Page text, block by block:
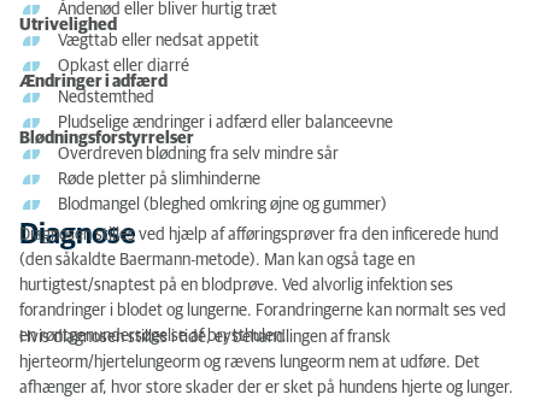
Åndenød eller bliver hurtig træt
Utrivelighed
Vægttab eller nedsat appetit
Opkast eller diarré
Ændringer i adfærd
Nedstemthed
Pludselige ændringer i adfærd eller balanceevne
Blødningsforstyrrelser
Overdreven blødning fra selv mindre sår
Røde pletter på slimhinderne
Blodmangel (bleghed omkring øjne og gummer)
Diagnose
Diagnosen stilles ved hjælp af afføringsprøver fra den inficerede hund
(den såkaldte Baermann-metode). Man kan også tage en
hurtigtest/snaptest på en blodprøve. Ved alvorlig infektion ses
forandringer i blodet og lungerne. Forandringerne kan normalt ses ved
en røntgenundersøgelse af brysthulen.
Hvis diagnosen stilles i tide, er behandlingen af fransk
hjerteorm/hjertelungeorm og rævens lungeorm nem at udføre. Det
afhænger af, hvor store skader der er sket på hundens hjerte og lunger.